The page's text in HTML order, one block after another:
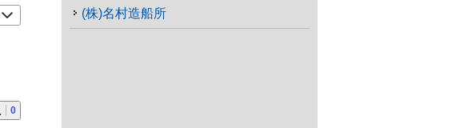
0
(株)名村造船所